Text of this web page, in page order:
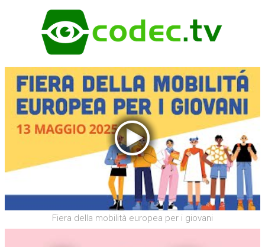
Fiera della mobilità europea per i giovani